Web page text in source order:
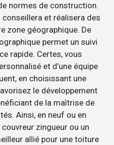
normes de construction.
et réalisera des
zone géographique. De
permet un suivi
rapide. Certes, vous
et d’une équipe
en choisissant une
le développement
de la maîtrise de
Ainsi, en neuf ou en
zingueur ou un
allié pour une toiture